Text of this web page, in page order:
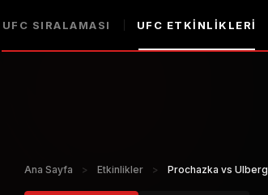
UFC SIRALAMASI UFC ETKINLIKLERI
Ana Sayfa > Etkinlikler > Prochazka vs Ulberg